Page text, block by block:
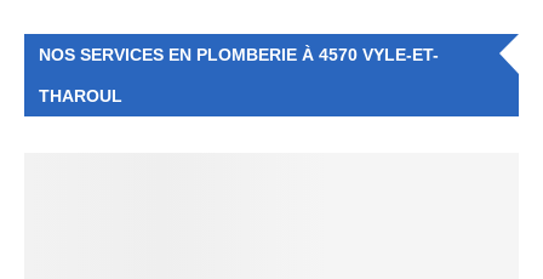
NOS SERVICES EN PLOMBERIE À 4570 VYLE-ET-
THAROUL